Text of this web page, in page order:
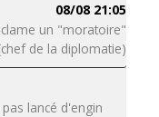
08/08 21:05
un "moratoire"
de la diplomatie)
lancé d'engin